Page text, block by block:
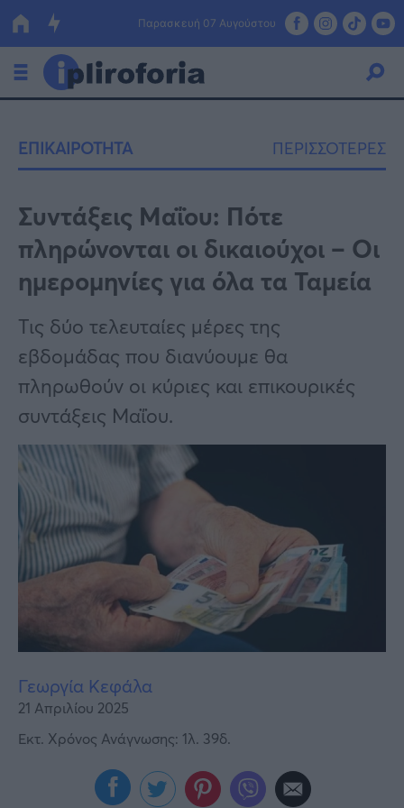
Παρασκευή 07 Αυγούστου
Οικονομία
Πολιτική
Τράπεζες
Επιδοτήσεις
ΕΣΠΑ
Κόσμος
Lifestyle
Αθλητικά
Υγεία
Γυναίκα
Καιρός
ΕΠΙΚΑΙΡΟΤΗΤΑ ΠΕΡΙΣΣΟΤΕΡΕΣ
Συντάξεις Μαΐου: Πότε
πληρώνονται οι δικαιούχοι – Οι
ημερομηνίες για όλα τα Ταμεία
Τις δύο τελευταίες μέρες της
εβδομάδας που διανύουμε θα
πληρωθούν οι κύριες και επικουρικές
συντάξεις Μαΐου.
Γεωργία Κεφάλα
21 Απριλίου 2025
Εκτ. Χρόνος Ανάγνωσης: 1λ. 39δ.